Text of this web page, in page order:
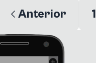
Anterior 1